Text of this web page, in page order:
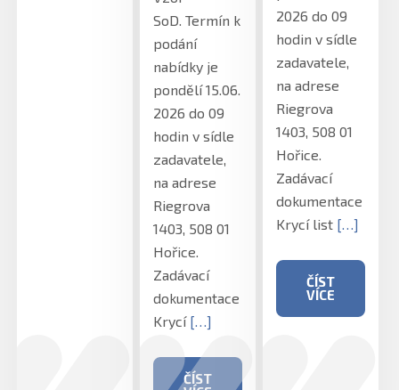
SoD. Termín k
podání
nabídky je
pondělí 15.06.
2026 do 09
hodin v sídle
zadavatele,
na adrese
Riegrova
1403, 508 01
Hořice.
Zadávací
dokumentace
Krycí […]
ČÍST
2026 do 09
hodin v sídle
zadavatele,
na adrese
Riegrova
1403, 508 01
Hořice.
Zadávací
dokumentace
Krycí list […]
ČÍST
VÍCE